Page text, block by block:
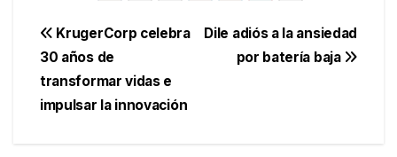
Navegación
de
entradas
Dile adiós a la ansiedad
por batería baja
KrugerCorp celebra
30 años de
transformar vidas e
impulsar la innovación